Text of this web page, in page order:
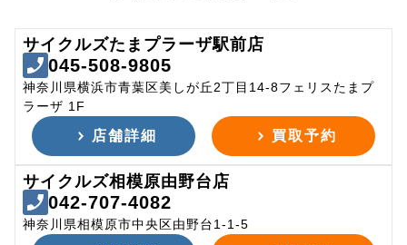
サイクルズたまプラーザ駅前店
045-508-9805
神奈川県横浜市青葉区美しが丘2丁目14-8フェリスたまプ
ラーザ 1F
店舗詳細 買取予約
サイクルズ相模原由野台店
042-707-4082
神奈川県相模原市中央区由野台1-1-5